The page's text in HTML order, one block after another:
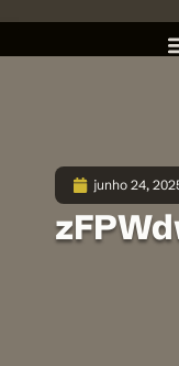
junho 24,